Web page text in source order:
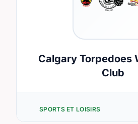
Calgary Torpedoes
Club
SPORTS ET LOISIRS